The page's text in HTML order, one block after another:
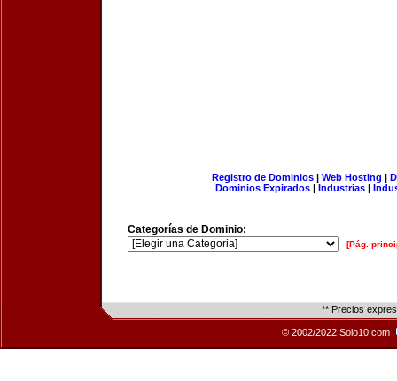
Registro de Dominios| Web Hosting |
Dominios Expirados | Industrias |
Categorías de Dominio:
[Pág.
** Precios
© 2002/2022 Solo10.com